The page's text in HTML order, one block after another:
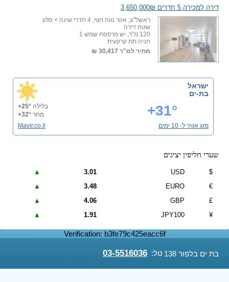
בת ים בלפור 138 טל: 03-5516036
דירה למכירה 5 חדרים 3,650,000₪
ראשל"צ, אזור נווה חוף, 4 חדרי שינה + סלון
שטח דירה
120 מ"ר, יש מרפסת שמש 1
חניה תת קרקעית
מחיר למ"ר 30,417 ₪
ישראל
בת-ים
+31° בלילה +25°
מחר +32°
מזג אוויר ל- 10 ימים
Mavir.co.il
שערי חליפין יציגים
$
USD
3.01
▲
€
EURO
3.48
▲
£
GBP
4.06
▲
¥
JPY100
1.91
▲
Verification: b3fe79c425eacc6f